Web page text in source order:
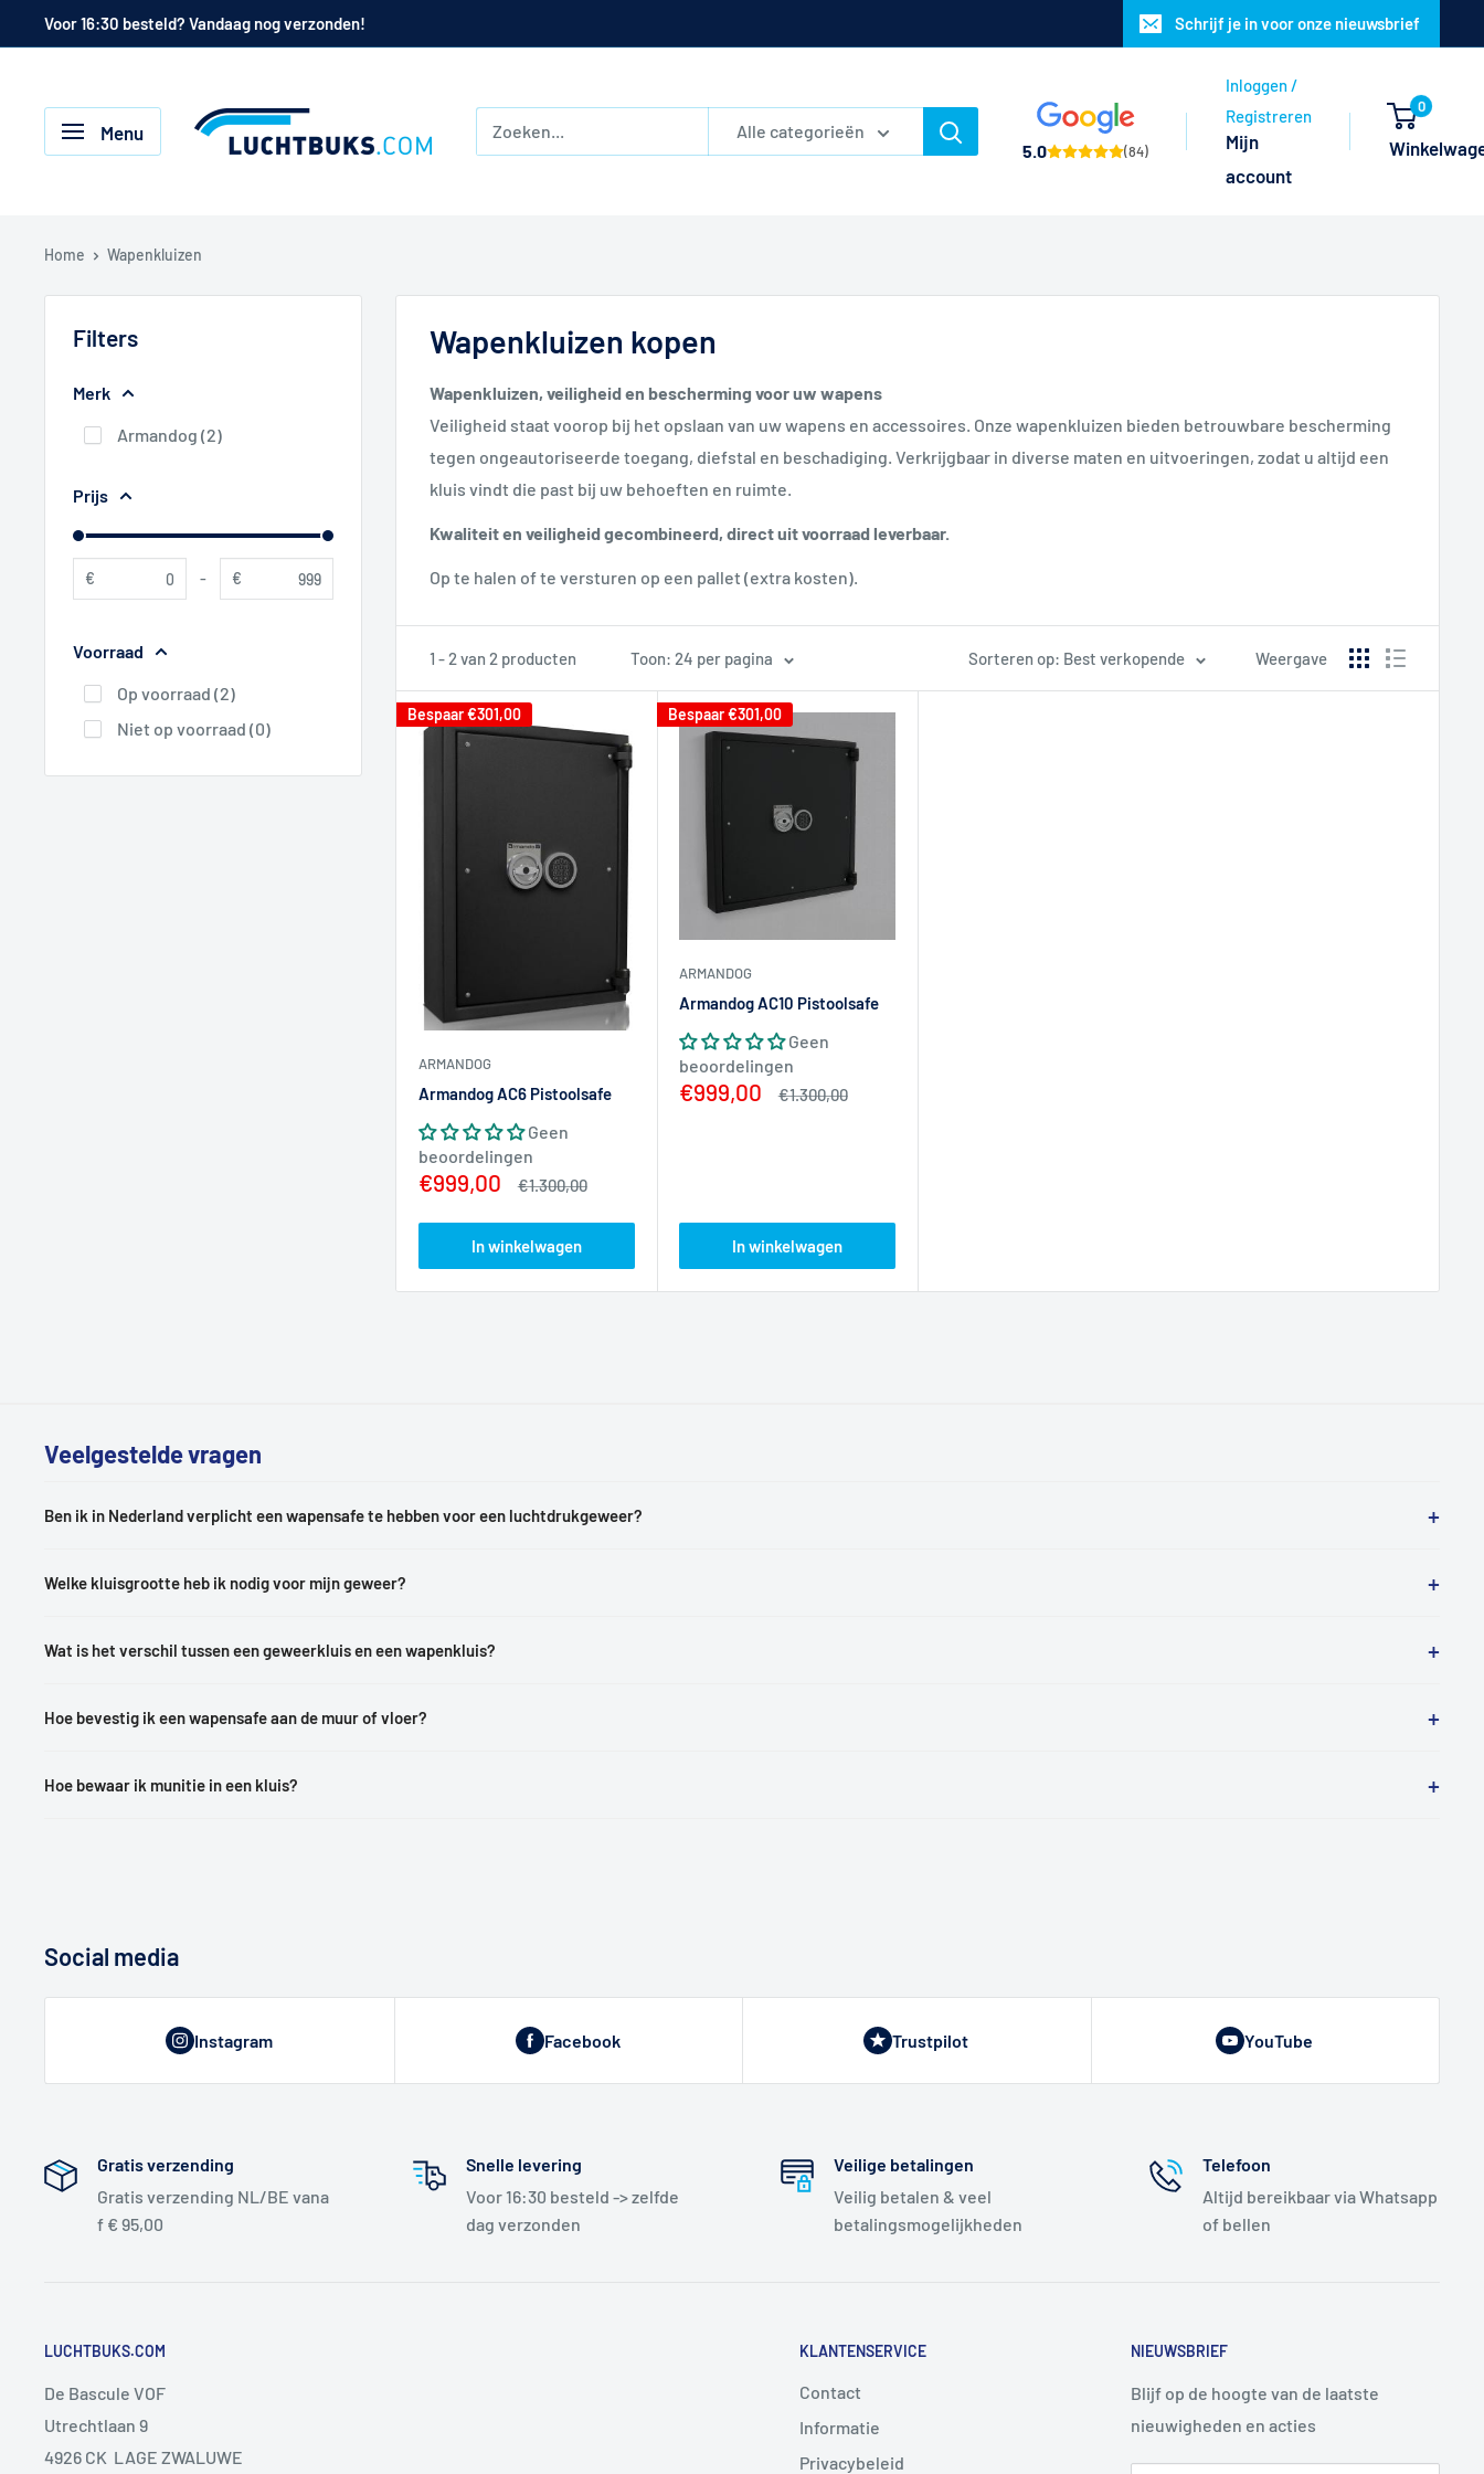
de
Voor 16:30 besteld? Vandaag nog verzonden! Schrijf je in voor onze nieuwsbrief
Menu Luchtbuks.com
Alle categorieën
5.0
(84)
Inloggen /
Registreren
Mijn
account
0
Home Wapenkluizen
Filters
Merk
Armandog (2)
Prijs
€ - €
Voorraad
Op voorraad (2)
Niet op voorraad (0)
Wapenkluizen kopen
Wapenkluizen, veiligheid en bescherming voor uw wapens
Veiligheid staat voorop bij het opslaan van uw wapens en accessoires. Onze wapenkluizen bieden betrouwbare bescherming
tegen ongeautoriseerde toegang, diefstal en beschadiging. Verkrijgbaar in diverse maten en uitvoeringen, zodat u altijd een
kluis vindt die past bij uw behoeften en ruimte.
Kwaliteit en veiligheid gecombineerd, direct uit voorraad leverbaar.
Op te halen of te versturen op een pallet (extra kosten).
1 - 2 van 2 producten Toon: 24 per pagina Sorteren op: Best verkopende Weergave
Bespaar€301,00
ARMANDOG
Armandog AC6 Pistoolsafe
Geen
beoordelingen
Actieprijs
€999,00
Normale
€1.300,00
In winkelwagen
Bespaar€301,00
ARMANDOG
Armandog AC10 Pistoolsafe
Geen
beoordelingen
Actieprijs
€999,00
Normale
€1.300,00
In winkelwagen
Veelgestelde vragen
Ben ik in Nederland verplicht een wapensafe te hebben voor een luchtdrukgeweer? +
Welke kluisgrootte heb ik nodig voor mijn geweer? +
Wat is het verschil tussen een geweerkluis en een wapenkluis? +
Hoe bevestig ik een wapensafe aan de muur of vloer? +
Hoe bewaar ik munitie in een kluis? +
Social media
Instagram Facebook Trustpilot YouTube
Gratis verzending
Gratis verzending NL/BE vana
f € 95,00
Snelle levering
Voor 16:30 besteld -> zelfde
dag verzonden
Veilige betalingen
Veilig betalen & veel
betalingsmogelijkheden
Telefoon
Altijd bereikbaar via Whatsapp
of bellen
LUCHTBUKS.COM
De Bascule VOF
Utrechtlaan 9
4926 CK LAGE ZWALUWE
KLANTENSERVICE
Contact
Informatie
Privacybeleid
NIEUWSBRIEF
Blijf op de hoogte van de laatste
nieuwigheden en acties